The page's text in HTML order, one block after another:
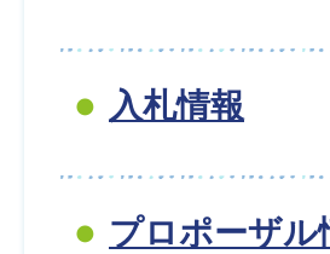
入札情報
プロポーザル